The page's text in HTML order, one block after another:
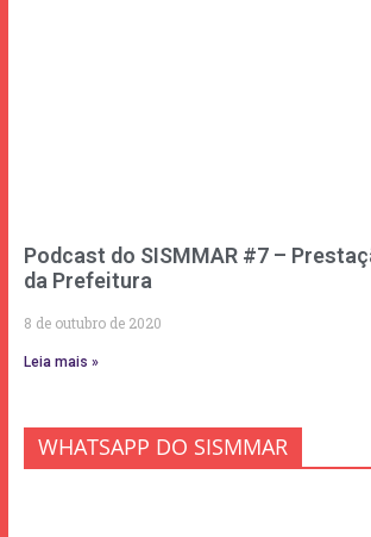
Podcast do SISMMAR #7 –
da Prefeitura
8 de outubro de 2020
Leia mais »
WHATSAPP DO SISMMAR